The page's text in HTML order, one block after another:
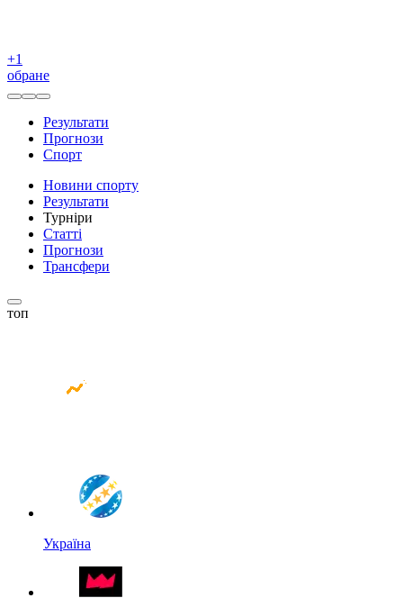
+1
обране
Результати
Прогнози
Спорт
Новини спорту
Результати
Турніри
Статті
Прогнози
Трансфери
топ
Україна